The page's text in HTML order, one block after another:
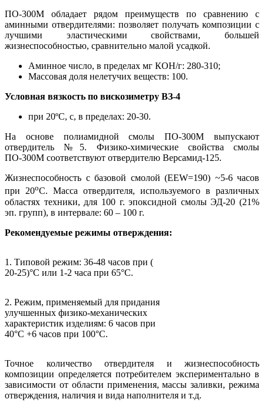
ПО-300М обладает рядом преимуществ по сравнению с
аминными отвердителями: позволяет получать композиции с
лучшими эластическими свойствами, большей
жизнеспособностью, сравнительно малой усадкой.
Аминное число, в пределах мг КОН/г: 280-310;
Массовая доля нелетучих веществ: 100.
Условная вязкость по вискозиметру ВЗ-4
при 20ºС, с, в пределах: 20-30.
На основе полиамидной смолы ПО-300М выпускают
отвердитель №5. Физико-химические свойства смолы
ПО-300М соответствуют отвердителю Версамид-125.
Жизнеспособность с базовой смолой (ЕЕW=190) ~5-6 часов
при 20оС. Масса отвердителя, используемого в различных
областях техники, для 100 г. эпоксидной смолы ЭД-20 (21%
эп. групп), в интервале: 60 – 100 г.
Рекомендуемые режимы отверждения:
1. Типовой режим: 36-48 часов при (
20-25)°С или 1-2 часа при 65°С.
2. Режим, применяемый для придания
улучшенных физико-механических
характеристик изделиям: 6 часов при
40°С +6 часов при 100°С.
Точное количество отвердителя и жизнеспособность
композиции определяется потребителем экспериментально в
зависимости от области применения, массы заливки, режима
отверждения, наличия и вида наполнителя и т.д.